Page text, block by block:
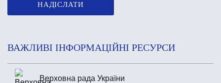
НАДІСЛАТИ
ВАЖЛИВІ ІНФОРМАЦІЙНІ РЕСУРСИ
Верховна рада України